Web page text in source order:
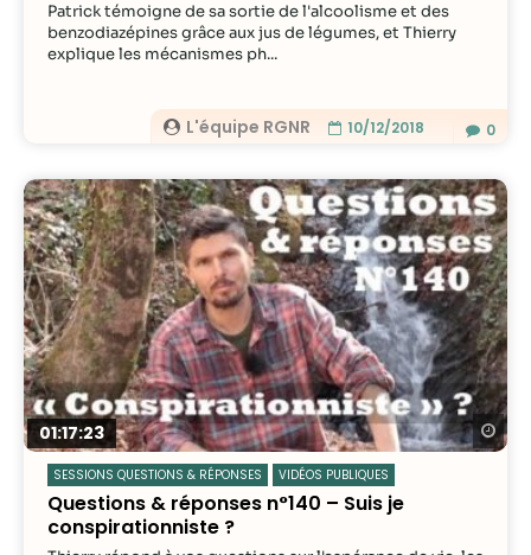
L'équipe RGNR 10/12/2018
Patrick témoigne de sa sortie de l'alcoolisme et des
benzodiazépines grâce aux jus de légumes, et Thierry
explique les mécanismes ph...
0
01:17:23
SESSIONS QUESTIONS & RÉPONSES VIDÉOS PUBLIQUES
Questions & réponses n°140 – Suis je
conspirationniste ?